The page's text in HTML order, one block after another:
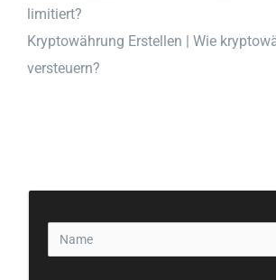
limitiert?
Kryptowährung Erstellen | Wie
versteuern?